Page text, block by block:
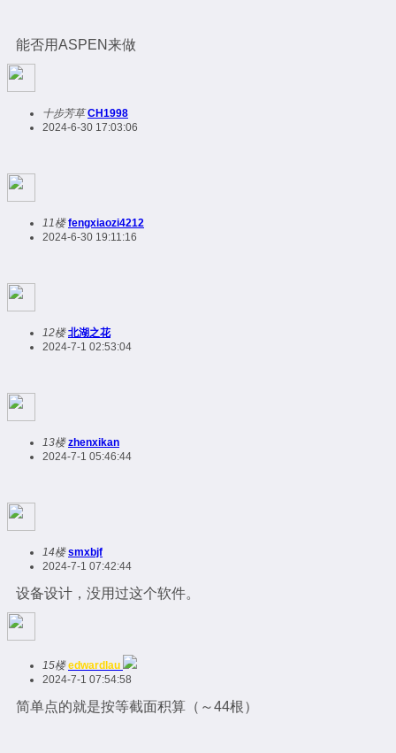
能否用ASPEN来做
十步芳草 CH1998
2024-6-30 17:03:06
11楼 fengxiaozi4212
2024-6-30 19:11:16
12楼 北湖之花
2024-7-1 02:53:04
13楼 zhenxikan
2024-7-1 05:46:44
14楼 smxbjf
2024-7-1 07:42:44
设备设计，没用过这个软件。
15楼 edwardlau
2024-7-1 07:54:58
简单点的就是按等截面积算（～44根）